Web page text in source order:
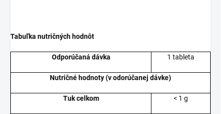
Tabuľka nutričných hodnôt
Odporúčaná dávka 1 tableta
Nutričné hodnoty (v odorúčanej dávke)
Tuk celkom < 1 g